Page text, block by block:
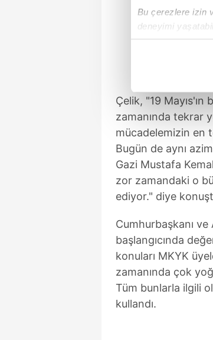
Bu çerezlere izin
deneyimi
içerikleri
Sizlere daha iyi
çerezler
amacıyla
reklam/pazarlama
Çerezlere ilişkin
butonuna
6698 sayılı
mevzuata uygun
Çelik, "19
zamanında tekrar
mücadelemizin en
Bugün de aynı
Gazi Mustafa
zor zamandaki o
ediyor." diye
Cumhurbaşkanı ve
başlangıcında
konuları MKYK
zamanında çok
Tüm bunlarla ilgili
kullandı.